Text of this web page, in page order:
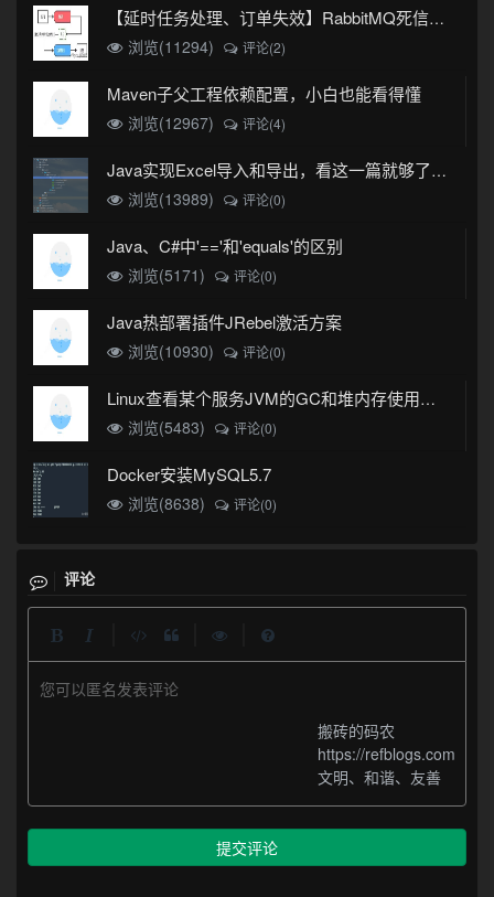
【延时任务处理、订单失效】RabbitMQ死信队列实现
浏览(11294)
评论(2)
Maven子父工程依赖配置，小白也能看得懂
浏览(12967) 评论(4)
Java实现Excel导入和导出，看这一篇就够了(珍藏版)
浏览(13989)
评论(0)
Java、C#中'=='和'equals'的区别
浏览(5171) 评论(0)
Java热部署插件JRebel激活方案
浏览(10930) 评论(0)
Linux查看某个服务JVM的GC和堆内存使用情况
浏览(5483)
评论(0)
Docker安装MySQL5.7
浏览(8638) 评论(0)
评论
您可以匿名发表评论
搬砖的码农
https://refblogs.com
文明、和谐、友善
提交评论